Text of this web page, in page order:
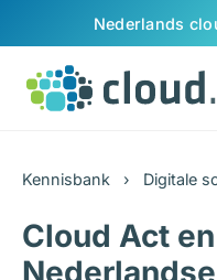
Ga naar inhoud
Nederlands
Kennisbank › Digitale
Cloud Act